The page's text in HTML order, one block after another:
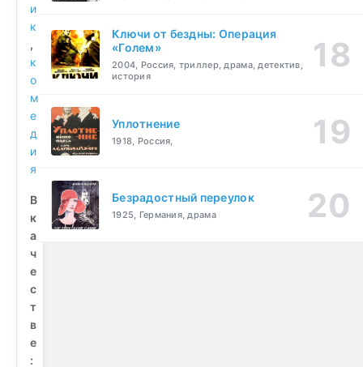
и
к
,
к
о
м
е
д
и
я
В
к
а
ч
е
с
т
в
е
:
Ключи от бездны: Операция
«Голем»
2004, Россия, триллер, драма, детектив,
история
Уплотнение
1918, Россия,
Безрадостный переулок
1925, Германия, драма